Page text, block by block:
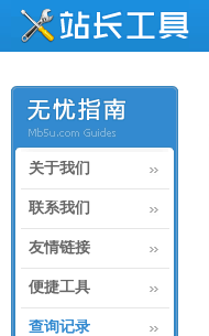
关于我们
联系我们
友情链接
便捷工具
查询记录